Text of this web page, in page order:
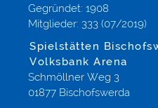
Gegründet: 1908
Mitglieder: 333 (07/2019)
Spielstätten
Volksbank Arena
Schmöllner Weg 3
01877 Bischofswerda